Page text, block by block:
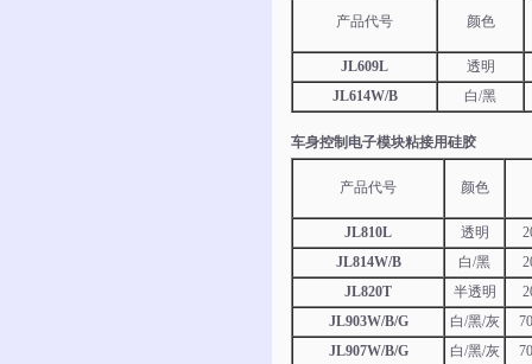
产品代号 颜色
JL609L
透明
JL614W/B
白/黑
车身控制电子模块粘接用硅胶
产品代号 颜色
JL810L 透明
JL814W/B
白/黑
JL820T
半透明
JL903W/B/G
白/黑/灰
JL907W/B/G
白/黑/灰